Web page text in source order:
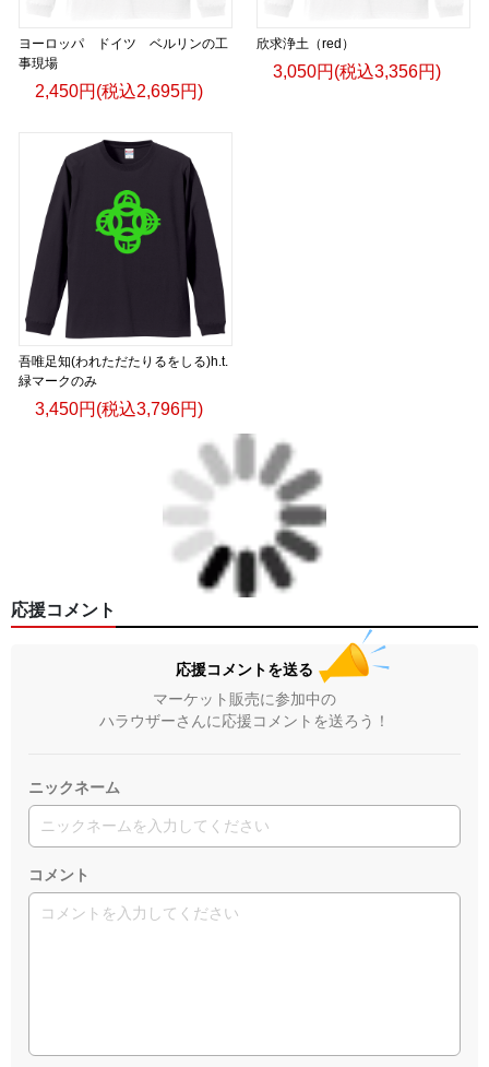
ヨーロッパ ドイツ ベルリンの工
事現場
2,450円(税込2,695円)
欣求浄土（red）
3,050円(税込3,356円)
吾唯足知(われただたりるをしる)h.t.
緑マークのみ
3,450円(税込3,796円)
応援コメント
応援コメントを送る
マーケット販売に参加中の
ハラウザーさんに応援コメントを送ろう！
ニックネーム
コメント